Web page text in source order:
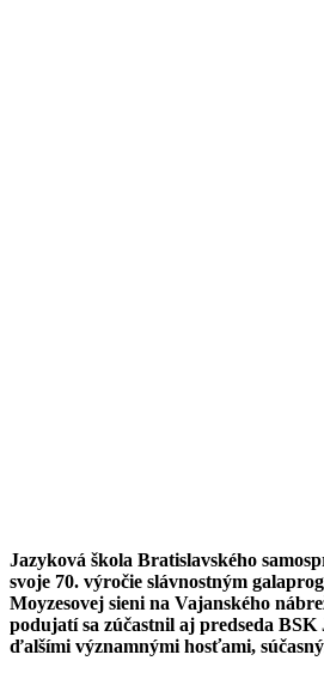
Jazyková škola Bratislavského
svoje 70. výročie slávnostným
Moyzesovej sieni na Vajanského
podujatí sa zúčastnil aj predseda
ďalšími významnými hosťami,